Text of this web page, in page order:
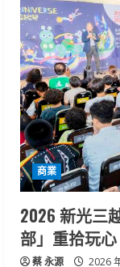
商業
2026 新光三
部」重拾玩
蔡 永源 2026